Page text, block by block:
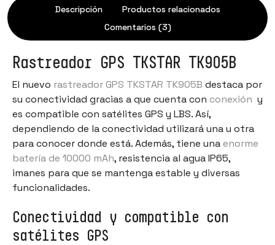
Descripción
Productos relacionados
Comentarios (3)
Rastreador GPS TKSTAR TK905B
El nuevo rastreador GPS TKSTAR TK905B destaca por
su conectividad gracias a que cuenta con conexión y
es compatible con satélites GPS y LBS. Así,
dependiendo de la conectividad utilizará una u otra
para conocer donde está. Además, tiene una enorme
batería de 10000 mAh, resistencia al agua IP65,
imanes para que se mantenga estable y diversas
funcionalidades.
Conectividad y compatible con
satélites GPS